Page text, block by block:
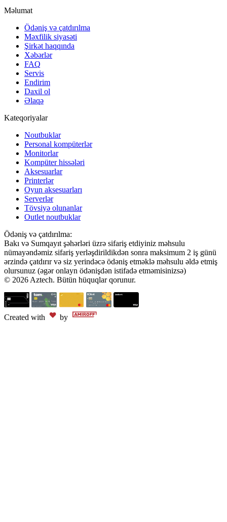
Məlumat
Ödəniş və çatdırılma
Məxfilik siyasəti
Şirkət haqqında
Xəbərlər
FAQ
Servis
Endirim
Daxil ol
Əlaqə
Kateqoriyalar
Noutbuklar
Personal kompüterlər
Monitorlar
Kompüter hissələri
Aksesuarlar
Printerlər
Oyun aksesuarları
Serverlər
Tövsiyə olunanlar
Outlet noutbuklar
Ödəniş və çatdırılma:
Bakı və Sumqayıt şəhərləri üzrə sifariş etdiyiniz məhsulu
nümayəndəmiz sifariş yerləşdirildikdən sonra maksimum 2 iş günü
ərzində çatdırır və siz yerindəcə ödəniş etməklə məhsulu əldə etmiş
olursunuz (əgər onlayn ödənişdən istifadə etməmisinizsə)
© 2026 Aztech. Bütün hüquqlar qorunur.
Created with by